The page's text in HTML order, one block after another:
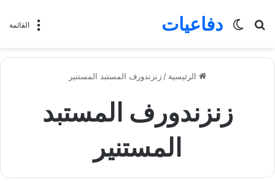
القائمة دفاعيات
بحث
الوضع
الرئيسية / زنزندورف المستبد المستنير
زنزندورف المستبد
المستنير